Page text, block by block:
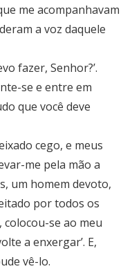
me acompanhavam
a voz daquele
fazer, Senhor?’.
se e entre em
que você deve
cego, e meus
me pela mão a
um homem devoto,
por todos os
colocou-se ao meu
a enxergar’. E,
vê-lo.